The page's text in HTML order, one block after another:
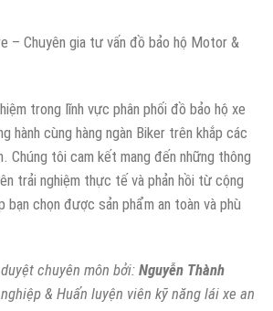
– Chuyên gia tư vấn đồ bảo hộ Motor &
trong lĩnh vực phân phối đồ bảo hộ xe
hành cùng hàng ngàn Biker trên khắp các
Chúng tôi cam kết mang đến những thông
trải nghiệm thực tế và phản hồi từ cộng
bạn chọn được sản phẩm an toàn và phù
chuyên môn bởi: Nguyễn Thành
& Huấn luyện viên kỹ năng lái xe an